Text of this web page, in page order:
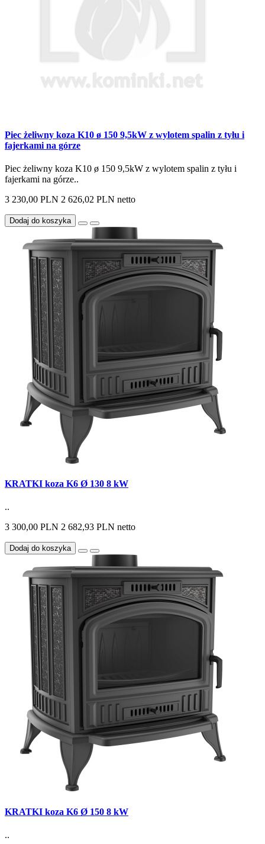
Piec żeliwny koza K10 ø 150 9,5kW z wylotem spalin z tyłu i
fajerkami na górze
Piec żeliwny koza K10 ø 150 9,5kW z wylotem spalin z tyłu i
fajerkami na górze..
3 230,00 PLN 2 626,02 PLN netto
Dodaj do koszyka
KRATKI koza K6 Ø 130 8 kW
..
3 300,00 PLN 2 682,93 PLN netto
Dodaj do koszyka
KRATKI koza K6 Ø 150 8 kW
..